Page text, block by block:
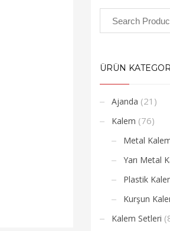
ÜRÜN
Ajanda (21)
Kalem (76)
Metal
Yarı Metal
Plastik
Kurşun
Kalem Setleri